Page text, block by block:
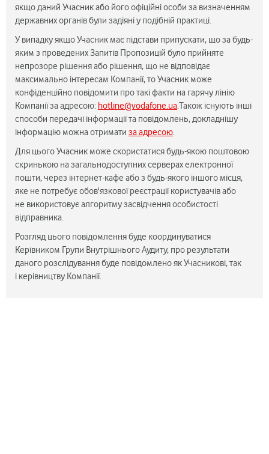
якщо даний Учасник або його офіційні особи за визначенням
державних органів були задіяні у подібній практиці.
У випадку якщо Учасник має підстави припускати, що за будь-
яким з проведених Запитів Пропозицій було прийняте
непрозоре рішення або рішення, що не відповідає
максимально інтересам Компанії, то Учасник може
конфіденційно повідомити про такі факти на гарячу лінію
Компанії за адресою: hotline@vodafone.ua.Також існують інші
способи передачі інформації та повідомлень, докладнішу
інформацію можна отримати за адресою.
Для цього Учасник може скористатися будь-якою поштовою
скринькою на загальнодоступних серверах електронної
пошти, через інтернет-кафе або з будь-якого іншого місця,
яке не потребує обов'язкової реєстрації користувачів або
не використовує алгоритму засвідчення особистості
відправника.
Розгляд цього повідомлення буде координуватися
Керівником Групи Внутрішнього Аудиту, про результати
даного розслідування буде повідомлено як Учасникові, так
і керівництву Компанії.